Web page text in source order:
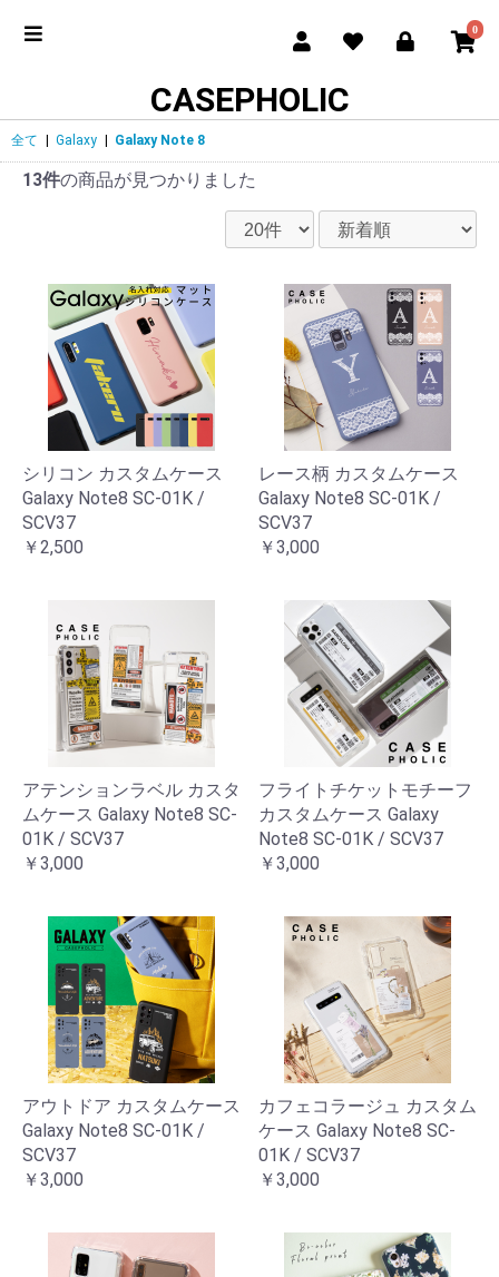
0
CASEPHOLIC
全て | Galaxy | Galaxy Note 8
13件の商品が見つかりました
シリコン カスタムケース
Galaxy Note8 SC-01K /
SCV37
￥2,500
レース柄 カスタムケース
Galaxy Note8 SC-01K /
SCV37
￥3,000
アテンションラベル カスタ
ムケース Galaxy Note8 SC-
01K / SCV37
￥3,000
フライトチケットモチーフ
カスタムケース Galaxy
Note8 SC-01K / SCV37
￥3,000
アウトドア カスタムケース
Galaxy Note8 SC-01K /
SCV37
￥3,000
カフェコラージュ カスタム
ケース Galaxy Note8 SC-
01K / SCV37
￥3,000